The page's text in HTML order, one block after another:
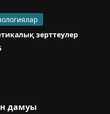
зерттеулер
дамуы